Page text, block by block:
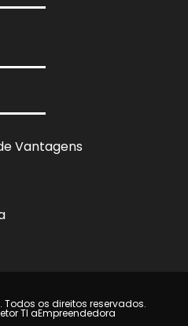
Vantagens
os direitos reservados.
TI aEmpreendedora